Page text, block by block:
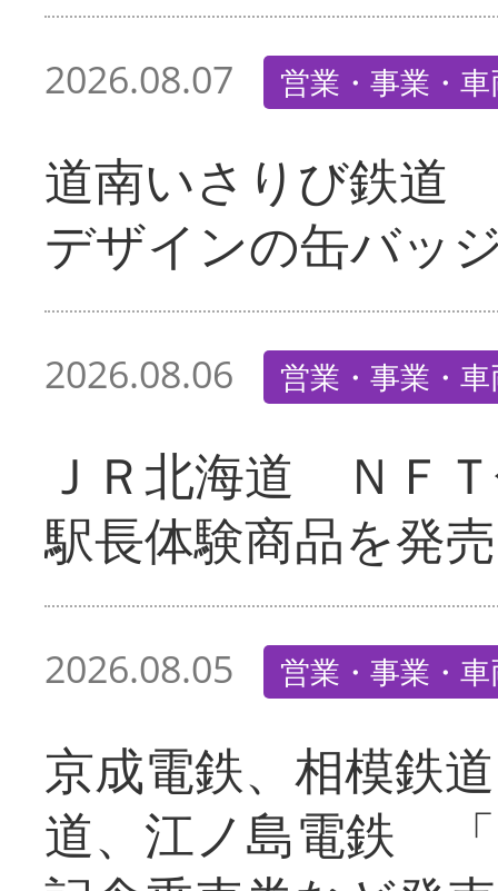
2026.08.07 営業・事業・
道南いさりび鉄道
デザインの缶バッ
2026.08.06 営業・事業・
ＪＲ北海道 ＮＦ
駅長体験商品を発売
2026.08.05 営業・事業・
京成電鉄、相模鉄
道、江ノ島電鉄